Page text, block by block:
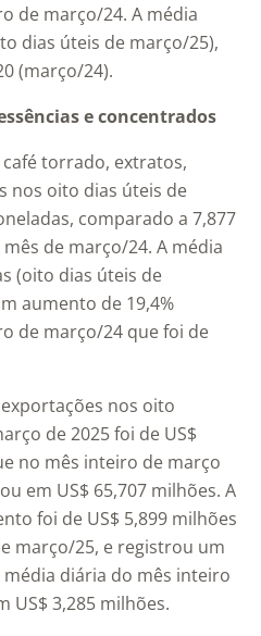
de março/24. A média
dias úteis de março/25),
(março/24).
e concentrados
torrado, extratos,
nos oito dias úteis de
comparado a 7,877
de março/24. A média
(oito dias úteis de
aumento de 19,4%
de março/24 que foi de
nos oito
de 2025 foi de US$
no mês inteiro de março
em US$ 65,707 milhões. A
foi de US$ 5,899 milhões
março/25, e registrou um
média diária do mês inteiro
US$ 3,285 milhões.